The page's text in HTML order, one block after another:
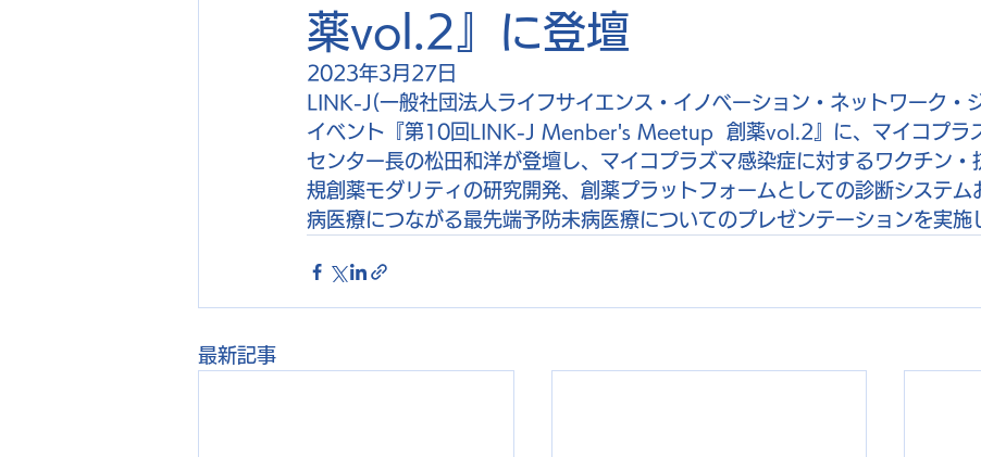
薬vol.2』に登壇
2023年3月27日
LINK-J(一般社団法人ライフサイエンス・イノベーション・ネットワーク・
イベント『第10回LINK-J Menber's Meetup  創薬vol.2』に、マイコプラ
センター長の松田和洋が登壇し、マイコプラズマ感染症に対するワクチン・
規創薬モダリティの研究開発、創薬プラットフォームとしての診断システム
病医療につながる最先端予防未病医療についてのプレゼンテーションを実施
最新記事